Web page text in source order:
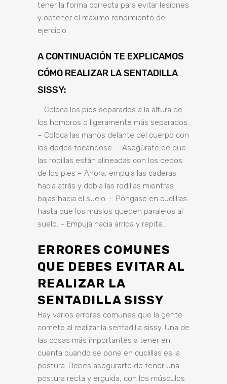
tener la forma correcta para evitar lesiones
y obtener el máximo rendimiento del
ejercicio.
A CONTINUACIÓN TE EXPLICAMOS
CÓMO REALIZAR LA SENTADILLA
SISSY:
– Coloca los pies separados a la altura de
los hombros o ligeramente más separados.
– Coloca las manos delante del cuerpo con
los dedos tocándose. – Asegúrate de que
las rodillas están alineadas con los dedos
de los pies – Ahora, empuja las caderas
hacia atrás y dobla las rodillas mientras
bajas hacia el suelo. – Póngase en cuclillas
hasta que los muslos queden paralelos al
suelo. – Empuja hacia arriba y repite.
ERRORES COMUNES
QUE DEBES EVITAR AL
REALIZAR LA
SENTADILLA SISSY
Hay varios errores comunes que la gente
comete al realizar la sentadilla sissy. Una de
las cosas más importantes a tener en
cuenta cuando se pone en cuclillas es la
postura. Debes asegurarte de tener una
postura recta y erguida, con los músculos